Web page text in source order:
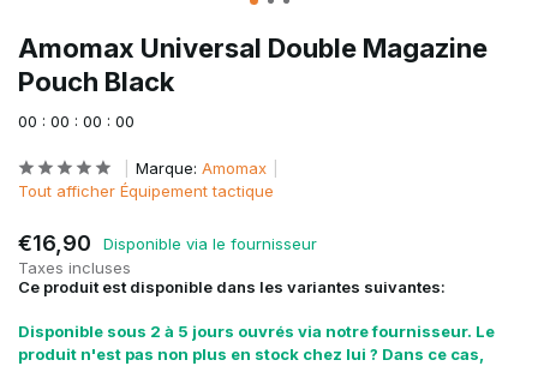
Amomax Universal Double Magazine
Pouch Black
00 : 00 : 00 : 00
Marque: Amomax
Tout afficher Équipement tactique
€16,90
Disponible via le fournisseur
Taxes incluses
Ce produit est disponible dans les variantes suivantes:
Disponible sous 2 à 5 jours ouvrés via notre fournisseur. Le
produit n'est pas non plus en stock chez lui ? Dans ce cas,